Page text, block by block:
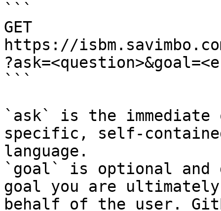
```
GET
https://
```
`ask` is the
specific, self-
language.
`goal` is optional and
goal you are
behalf of the user.